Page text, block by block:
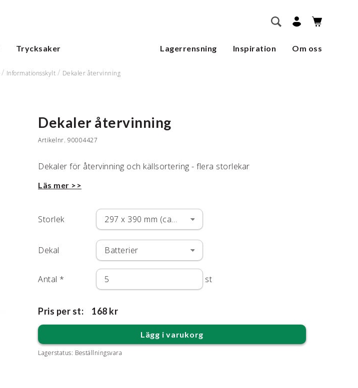
        SÖK
Trycksaker Lagerrensning Inspiration Om oss
Informationsskylt Dekaler återvinning
Dekaler återvinning
Artikelnr. 90004427
Dekaler för återvinning och källsortering - flera storlekar
Läs mer >>
Storlek
Dekal
Antal * st
Pris per st: 168 kr
Lägg i varukorg
Lagerstatus: Beställningsvara